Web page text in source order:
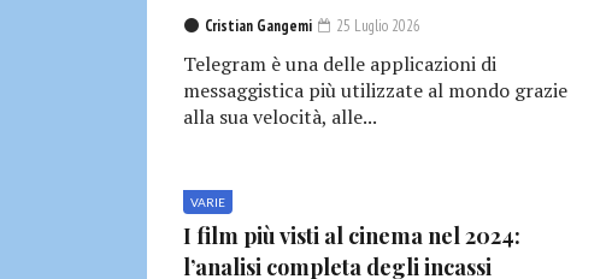
Cristian Gangemi 25 Luglio 2026
Telegram è una delle applicazioni di
messaggistica più utilizzate al mondo grazie
alla sua velocità, alle...
VARIE
I film più visti al cinema nel 2024:
l’analisi completa degli incassi